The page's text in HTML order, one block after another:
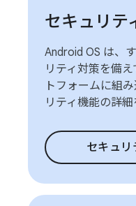
セキュリテ
Android OS は、
リティ対策を備
トフォームに組
リティ機能の詳細
セキュリ